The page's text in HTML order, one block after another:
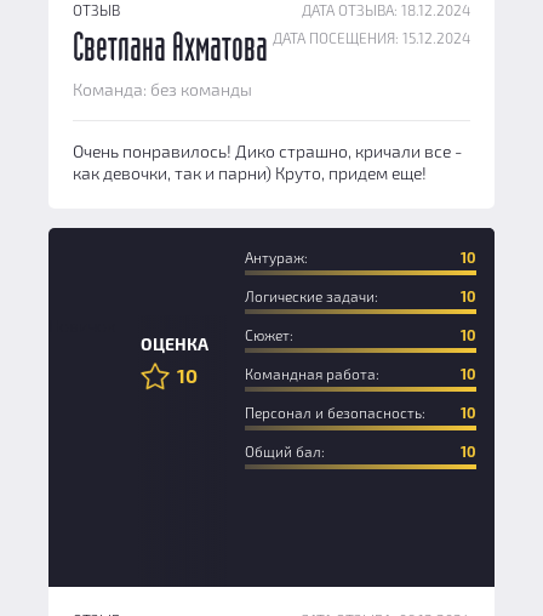
ОТЗЫВ
ДАТА ОТЗЫВА: 18.12.2024
ДАТА ПОСЕЩЕНИЯ: 15.12.2024
Светлана Ахматова
Команда: без команды
Очень понравилось! Дико страшно, кричали все -
как девочки, так и парни) Круто, придем еще!
ОЦЕНКА
10
Антураж: 10
Логические задачи: 10
Сюжет: 10
Командная работа: 10
Персонал и безопасность: 10
Общий бал: 10